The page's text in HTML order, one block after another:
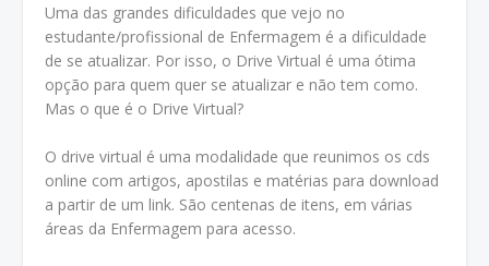
Uma das grandes dificuldades que vejo no
estudante/profissional de Enfermagem é a dificuldade
de se atualizar. Por isso, o Drive Virtual é uma ótima
opção para quem quer se atualizar e não tem como.
Mas o que é o Drive Virtual?
O drive virtual é uma modalidade que reunimos os cds
online com artigos, apostilas e matérias para download
a partir de um link. São centenas de itens, em várias
áreas da Enfermagem para acesso.